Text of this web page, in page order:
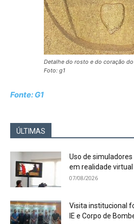
Detalhe do rosto e do coração
Foto: g1
Fonte: G1
ÚLTIMAS
Uso de
em realidade virtual
07/08/2026
Visita institucional
IE e Corpo de